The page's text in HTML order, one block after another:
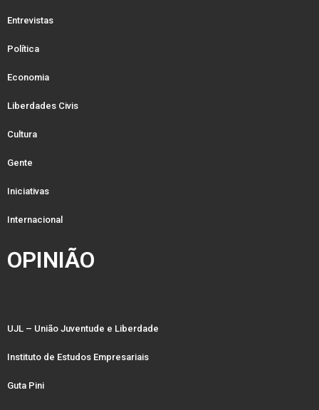
Entrevistas
Política
Economia
Liberdades Civis
Cultura
Gente
Iniciativas
Internacional
OPINIÃO
UJL – União Juventude e Liberdade
Instituto de Estudos Empresariais
Guta Pini